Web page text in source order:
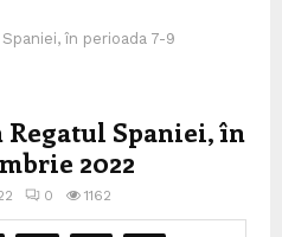
în perioada 7-9
Spaniei, în
2022
0 1162